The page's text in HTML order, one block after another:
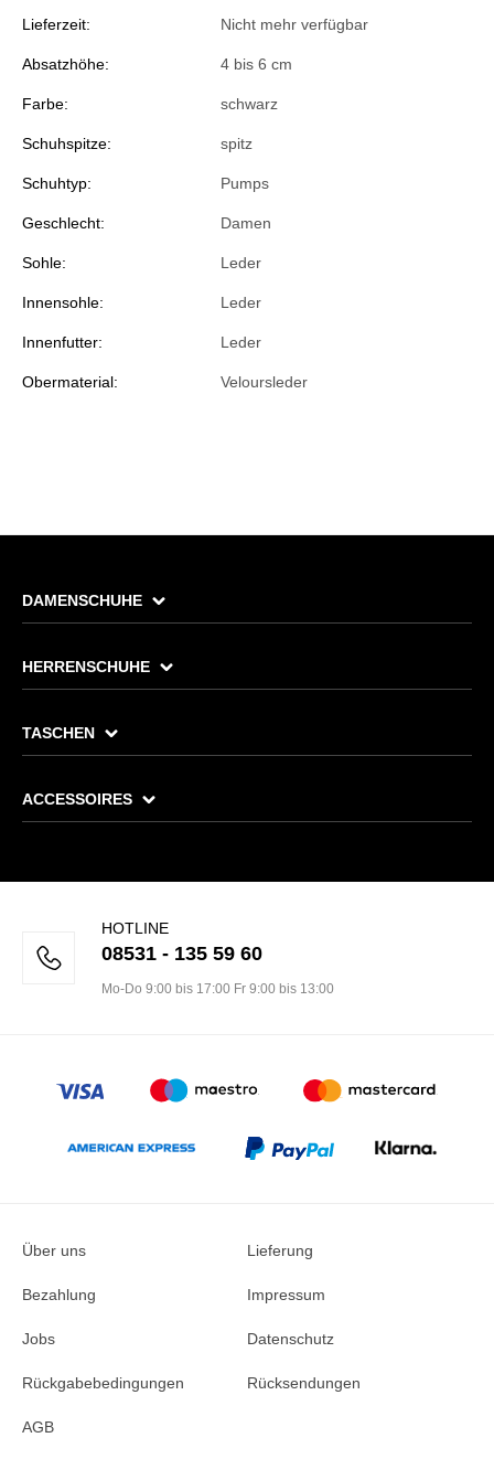
Lieferzeit: Nicht mehr verfügbar
Absatzhöhe: 4 bis 6 cm
Farbe: schwarz
Schuhspitze: spitz
Schuhtyp: Pumps
Geschlecht: Damen
Sohle: Leder
Innensohle: Leder
Innenfutter: Leder
Obermaterial: Veloursleder
DAMENSCHUHE
HERRENSCHUHE
TASCHEN
ACCESSOIRES
HOTLINE
08531 - 135 59 60
Mo-Do 9:00 bis 17:00 Fr 9:00 bis 13:00
Über uns Lieferung
Bezahlung Impressum
Jobs Datenschutz
Rückgabebedingungen Rücksendungen
AGB